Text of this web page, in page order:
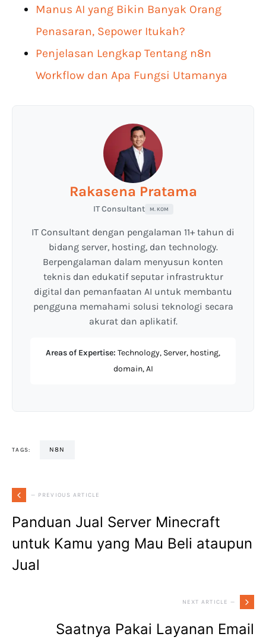
Manus AI yang Bikin Banyak Orang
Penasaran, Sepower Itukah?
Penjelasan Lengkap Tentang n8n
Workflow dan Apa Fungsi Utamanya
Rakasena Pratama
IT Consultant M. KOM
IT Consultant dengan pengalaman 11+ tahun di
bidang server, hosting, dan technology.
Berpengalaman dalam menyusun konten
teknis dan edukatif seputar infrastruktur
digital dan pemanfaatan AI untuk membantu
pengguna memahami solusi teknologi secara
akurat dan aplikatif.
Areas of Expertise: Technology, Server, hosting,
domain, AI
TAGS: N8N
— PREVIOUS ARTICLE
Panduan Jual Server Minecraft
untuk Kamu yang Mau Beli ataupun
Jual
NEXT ARTICLE —
Saatnya Pakai Layanan Email